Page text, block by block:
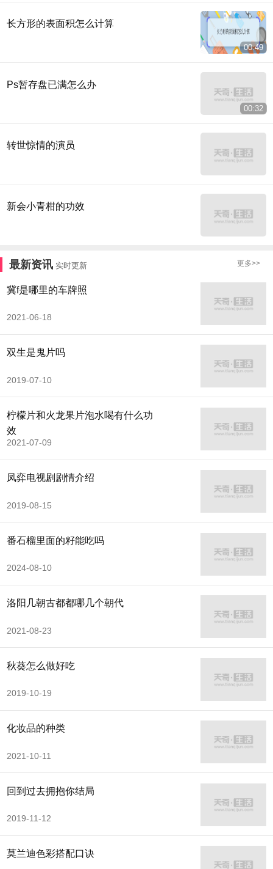
长方形的表面积怎么计算
00:49
Ps暂存盘已满怎么办
00:32
转世惊情的演员
新会小青柑的功效
最新资讯 实时更新 更多>>
冀f是哪里的车牌照
2021-06-18
双生是鬼片吗
2019-07-10
柠檬片和火龙果片泡水喝有什么功
效
2021-07-09
凤弈电视剧剧情介绍
2019-08-15
番石榴里面的籽能吃吗
2024-08-10
洛阳几朝古都都哪几个朝代
2021-08-23
秋葵怎么做好吃
2019-10-19
化妆品的种类
2021-10-11
回到过去拥抱你结局
2019-11-12
莫兰迪色彩搭配口诀